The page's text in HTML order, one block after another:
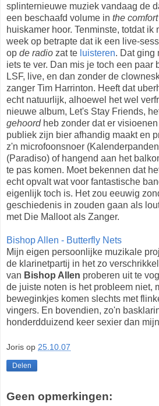
splinternieuwe muziek vandaag de
een beschaafd volume in the
huiskamer hoor. Tenminste, totdat ik
week op betrapte dat ik een live-
op de radio zat te luisteren. Dat ging
iets te ver. Dan mis je toch een paar
LSF, live, en dan zonder de
zanger Tim Harrinton. Heeft dat
echt natuurlijk, alhoewel het wel
nieuwe album, Let's Stay Friends,
gehoordheb zonder dat er
publiek zijn bier afhandig maakt en
z'n microfoonsnoer
(Paradiso) of hangend aan het
te pas komen. Moet bekennen dat
echt opvalt wat voor fantastische
eigenlijk toch is. Het zou eeuwig
geschiedenis in zouden gaan als
met Die Malloot als Zanger.
Bishop Allen - Butterfly Nets
Mijn eigen persoonlijke muzikale
de klarinetpartij in het zo
van Bishop Allen proberen uit te
de juiste noten is het probleem niet,
beweginkjes komen slechts met
vingers. En bovendien, zo'n
honderdduizend keer sexier dan
Joris op 25.10.07
Delen
Geen opmerkingen: